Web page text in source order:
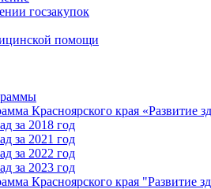
госзакупок
помощи
Красноярского края «Развитие
за 2018 год
за 2021 год
за 2022 год
за 2023 год
Красноярского края "Развитие